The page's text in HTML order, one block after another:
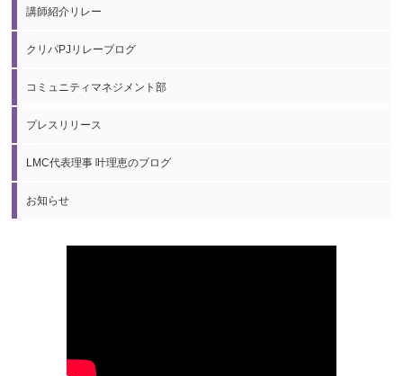
講師紹介リレー
クリパPJリレーブログ
コミュニティマネジメント部
プレスリリース
LMC代表理事 叶理恵のブログ
お知らせ